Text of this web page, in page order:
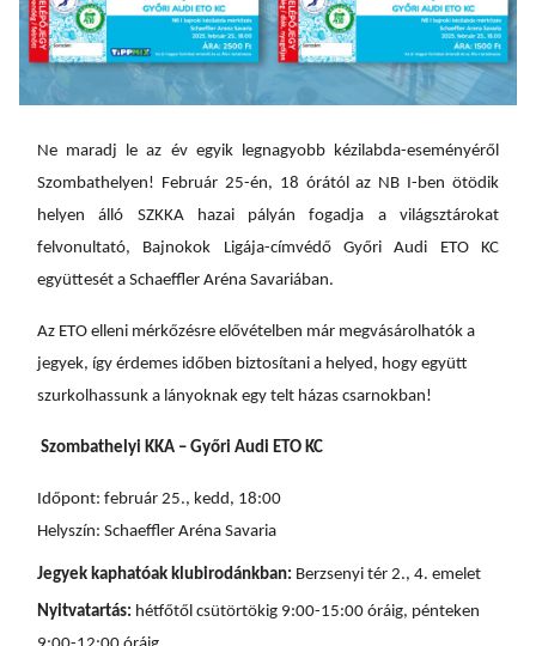
Ne maradj le az év egyik legnagyobb kézilabda-eseményéről
Szombathelyen! Február 25-én, 18 órától az NB I-ben ötödik
helyen álló SZKKA hazai pályán fogadja a világsztárokat
felvonultató, Bajnokok Ligája-címvédő Győri Audi ETO KC
együttesét a Schaeffler Aréna Savariában.
Az ETO elleni mérkőzésre elővételben már megvásárolhatók a
jegyek, így érdemes időben biztosítani a helyed, hogy együtt
szurkolhassunk a lányoknak egy telt házas csarnokban!
Szombathelyi KKA – Győri Audi ETO KC
Időpont: február 25., kedd, 18:00
Helyszín: Schaeffler Aréna Savaria
Jegyek kaphatóak klubirodánkban: Berzsenyi tér 2., 4. emelet
Nyitvatartás: hétfőtől csütörtökig 9:00-15:00 óráig, pénteken